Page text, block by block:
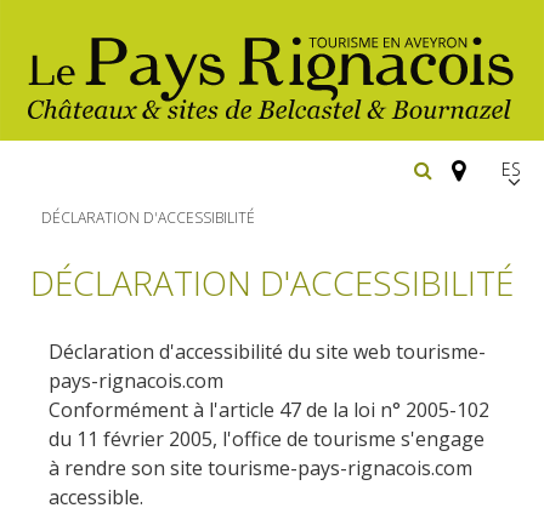
Los
imprescindibles
Belcastel: pueblo y castillo
Bournazel: pueblo y castillo
Los parajes
Senderismo
Cicloturismo
Equitación
Hoteles y centros
de vacaciones
DÉCLARATION D'ACCESSIBILITÉ
DÉCLARATION D'ACCESSIBILITÉ
Déclaration d'accessibilité du site web tourisme-
pays-rignacois.com
Conformément à l'article 47 de la loi n° 2005-102
du 11 février 2005, l'office de tourisme s'engage
à rendre son site tourisme-pays-rignacois.com
accessible.